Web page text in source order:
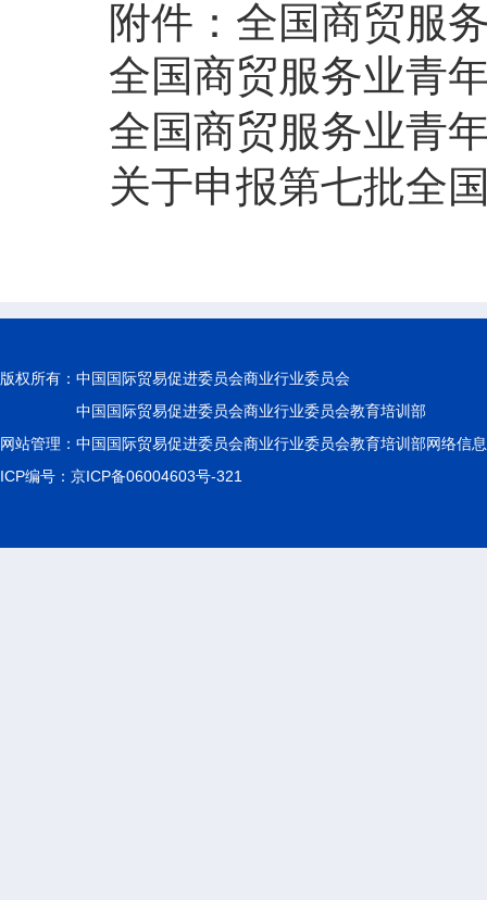
附件： 全国商贸服
全国商贸服务业青
全国商贸服务业青
关于申报第七批全
版权所有： 中国国际贸易促进委员会商业行业委员会
中国国际贸易促进委员会商业行业委员会教育培训部
网站管理：中国国际贸易促进委员会商业行业委员会教育培训部网络信
ICP编号：京ICP备06004603号-321